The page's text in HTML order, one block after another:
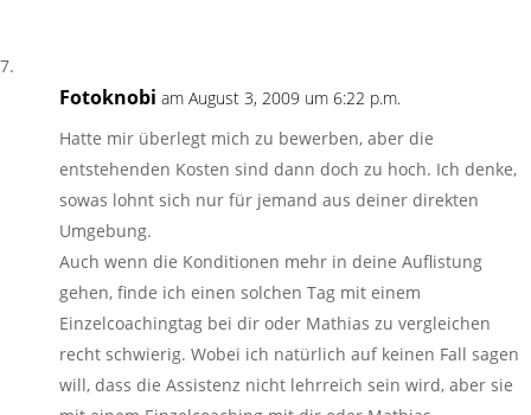
Fotoknobi am August 3, 2009 um 6:22 p.m.
Hatte mir überlegt mich zu bewerben, aber die
entstehenden Kosten sind dann doch zu hoch. Ich denke,
sowas lohnt sich nur für jemand aus deiner direkten
Umgebung.
Auch wenn die Konditionen mehr in deine Auflistung
gehen, finde ich einen solchen Tag mit einem
Einzelcoachingtag bei dir oder Mathias zu vergleichen
recht schwierig. Wobei ich natürlich auf keinen Fall sagen
will, dass die Assistenz nicht lehrreich sein wird, aber sie